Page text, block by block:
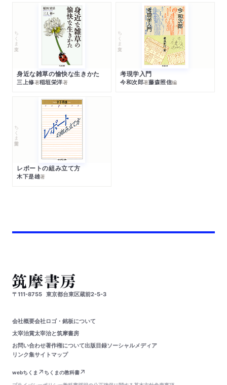
ちくま文庫
身近な雑草の愉快な生きかた
三上修著稲垣栄洋著
ちくま文庫
考現学入門
今和次郎著藤森照信編
ちくま学芸文庫
レポートの組み立て方
木下是雄著
〒111-8755 東京都台東区蔵前2-5-3
会社概要会社ロゴ・銘板について
太宰治賞太宰治と筑摩書房
お問い合わせ著作権について出版目録ソーシャルメディア
リンク集サイトマップ
webちくま
ちくまの教科書